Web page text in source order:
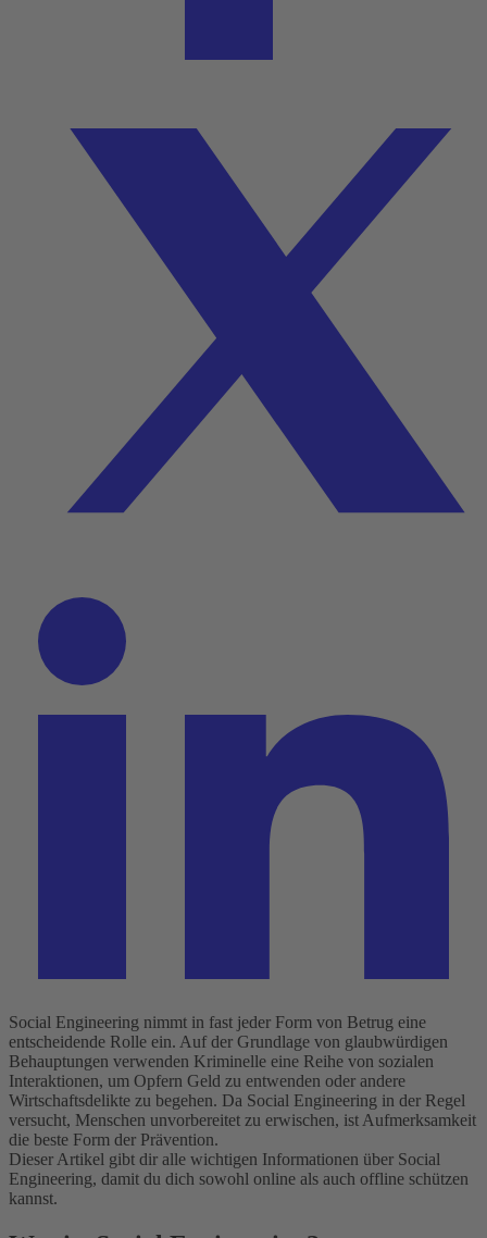
Social Engineering nimmt in fast jeder Form von Betrug eine
entscheidende Rolle ein. Auf der Grundlage von glaubwürdigen
Behauptungen verwenden Kriminelle eine Reihe von sozialen
Interaktionen, um Opfern Geld zu entwenden oder andere
Wirtschaftsdelikte zu begehen. Da Social Engineering in der Regel
versucht, Menschen unvorbereitet zu erwischen, ist Aufmerksamkeit
die beste Form der Prävention.
Dieser Artikel gibt dir alle wichtigen Informationen über Social
Engineering, damit du dich sowohl online als auch offline schützen
kannst.